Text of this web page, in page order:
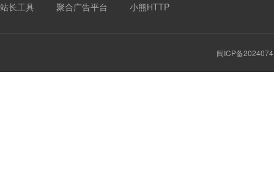
站长工具 聚合广告平台 小熊HTTP
闽ICP备